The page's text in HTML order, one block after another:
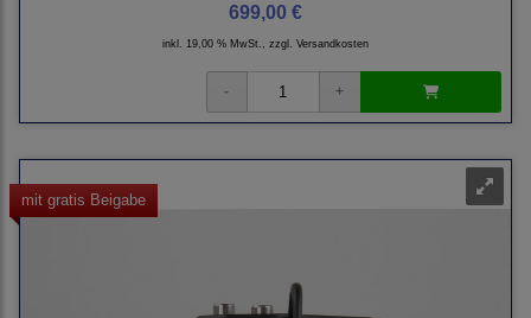
699,00 €
inkl. 19,00 % MwSt., zzgl. Versandkosten
mit gratis Beigabe